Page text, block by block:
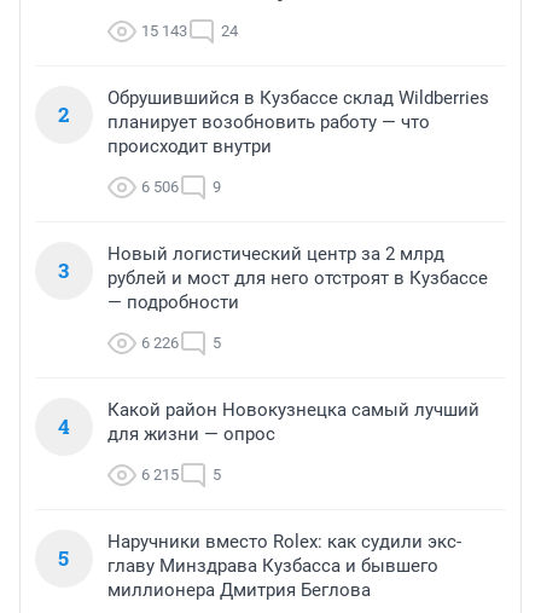
15 143 24
2
Обрушившийся в Кузбассе склад Wildberries
планирует возобновить работу — что
происходит внутри
6 506 9
3
Новый логистический центр за 2 млрд
рублей и мост для него отстроят в Кузбассе
— подробности
6 226 5
4
Какой район Новокузнецка самый лучший
для жизни — опрос
6 215 5
5
Наручники вместо Rolex: как судили экс-
главу Минздрава Кузбасса и бывшего
миллионера Дмитрия Беглова